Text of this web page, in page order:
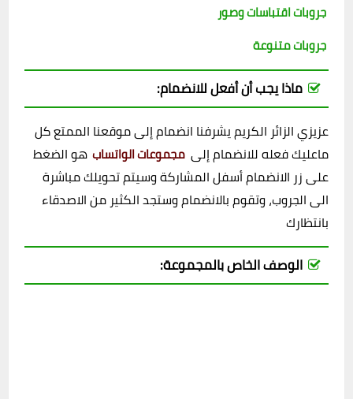
جروبات اقتباسات وصور
جروبات متنوعة
ماذا يجب أن أفعل للانضمام:
عزيزي الزائر الكريم يشرفنا انضمام إلى موقعنا الممتع كل
ماعليك فعله للانضمام إلى مجموعات الواتساب هو الضغط
على زر الانضمام أسفل المشاركة وسيتم تحويلك مباشرة
الى الجروب، وتقوم بالانضمام وستجد الكثير من الاصدقاء
بانتظارك
الوصف الخاص بالمجموعة: